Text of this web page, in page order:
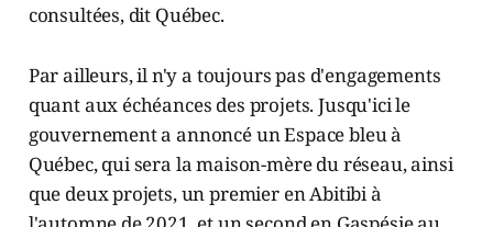
consultées, dit Québec.
Par ailleurs, il n'y a toujours pas d'engagements
quant aux échéances des projets. Jusqu'ici le
gouvernement a annoncé un Espace bleu à
Québec, qui sera la maison-mère du réseau, ainsi
que deux projets, un premier en Abitibi à